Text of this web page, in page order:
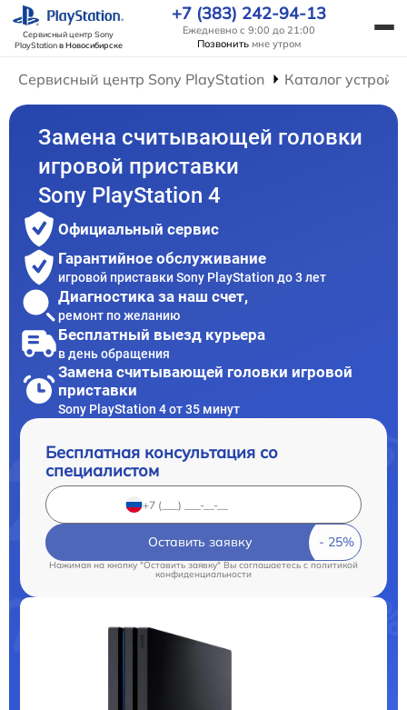
Сервисный центр Sony
PlayStationв Новосибирске
+7 (383) 242-94-13
Ежедневно с 9:00 до 21:00
Позвонить мне утром
Сервисный центр Sony PlayStation Каталог
Замена считывающей головки
игровой приставки
Sony PlayStation 4
Официальный сервис
Гарантийное обслуживание
игровой приставки Sony PlayStation до 3 лет
Диагностика за наш счет,
ремонт по желанию
Бесплатный выезд курьера
в день обращения
Замена считывающей головки игровой
приставки
Sony PlayStation 4 от 35 минут
Бесплатная консультация со
специалистом
Оставить заявку
Нажимая на кнопку "Оставить заявку" Вы соглашаетесь cполитикой
конфиденциальности